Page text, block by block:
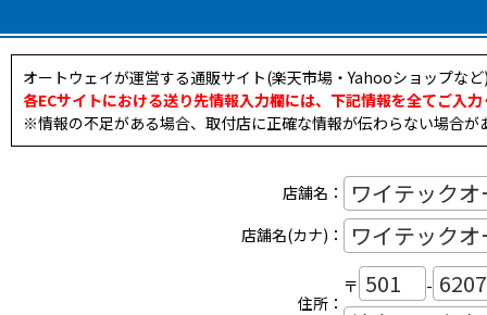
オートウェイが運営する通販サイト(楽天市場・Yahooショップな
各ECサイトにおける送り先情報入力欄には、下記情報を全てご入
※情報の不足がある場合、取付店に正確な情報が伝わらない場合が
店舗名：
店舗名(カナ)：
住所：
〒 -